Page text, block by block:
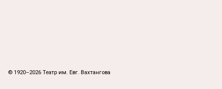
© 1920–2026 Театр им. Евг. Вахтангова